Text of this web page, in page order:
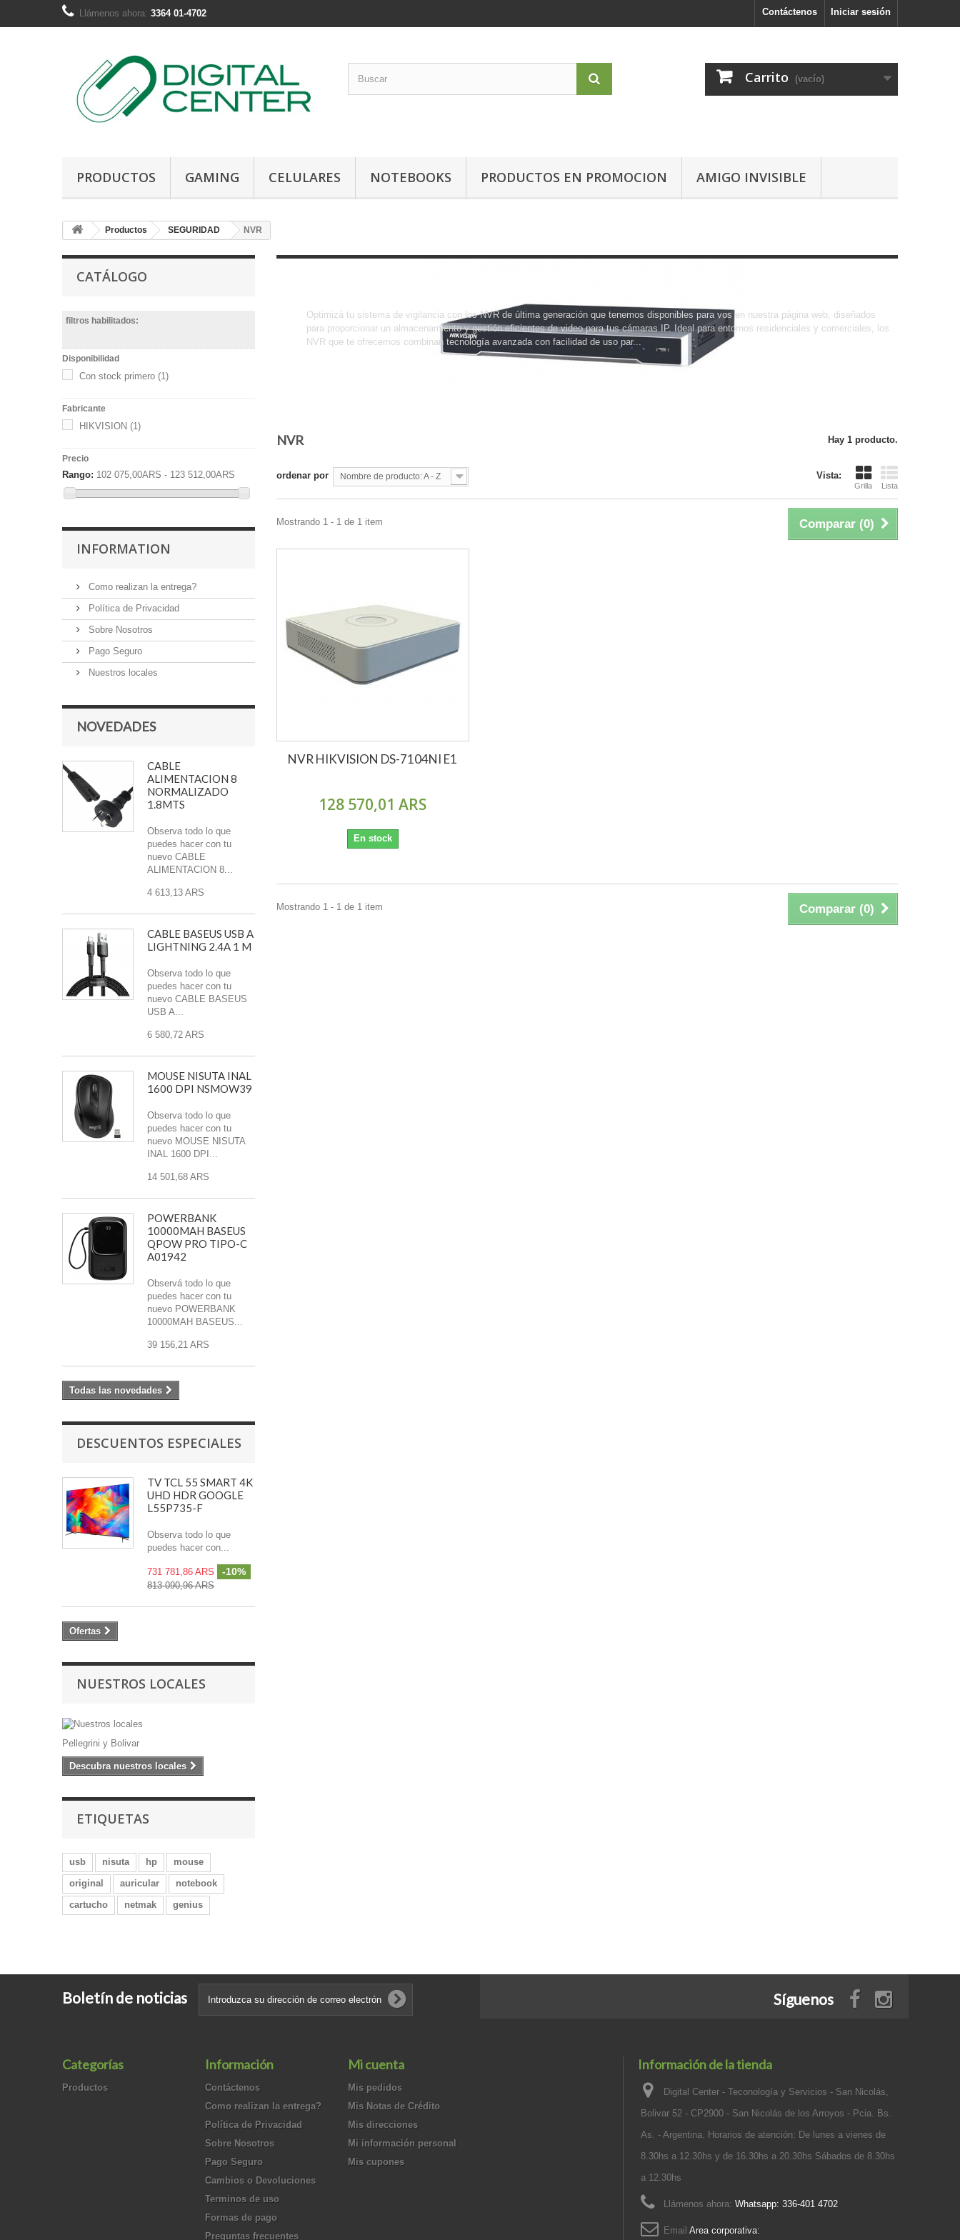
Iniciar sesión
Contáctenos
Llámenos ahora: 3364 01-4702
Carrito (vacío)
PRODUCTOS GAMING CELULARES NOTEBOOKS PRODUCTOS EN PROMOCION AMIGO INVISIBLE
Productos SEGURIDAD NVR
CATÁLOGO
filtros habilitados:
Disponibilidad
Con stock primero (1)
Fabricante
HIKVISION (1)
Precio
Rango: 102 075,00ARS - 123 512,00ARS
INFORMATION
Como realizan la entrega?
Política de Privacidad
Sobre Nosotros
Pago Seguro
Nuestros locales
NOVEDADES
CABLE
ALIMENTACION 8
NORMALIZADO
1.8MTS
Observa todo lo que
puedes hacer con tu
nuevo CABLE
ALIMENTACION 8...
4 613,13 ARS
CABLE BASEUS USB A
LIGHTNING 2.4A 1 M
Observa todo lo que
puedes hacer con tu
nuevo CABLE BASEUS
USB A...
6 580,72 ARS
MOUSE NISUTA INAL
1600 DPI NSMOW39
Observa todo lo que
puedes hacer con tu
nuevo MOUSE NISUTA
INAL 1600 DPI...
14 501,68 ARS
POWERBANK
10000MAH BASEUS
QPOW PRO TIPO-C
A01942
Observá todo lo que
puedes hacer con tu
nuevo POWERBANK
10000MAH BASEUS...
39 156,21 ARS
Todas las novedades
DESCUENTOS ESPECIALES
TV TCL 55 SMART 4K
UHD HDR GOOGLE
L55P735-F
Observa todo lo que
puedes hacer con...
731 781,86 ARS -10%
813 090,96 ARS
Ofertas
NUESTROS LOCALES
Pellegrini y Bolivar
Descubra nuestros locales
ETIQUETAS
usb nisuta hp
mouse
original
auricular
notebook
cartucho
netmak genius
Optimizá tu sistema de vigilancia con los NVR de última generación que tenemos disponibles para vos en nuestra página web, diseñados
para proporcionar un almacenamiento y gestión eficientes de video para tus cámaras IP. Ideal para entornos residenciales y comerciales, los
NVR que te ofrecemos combinan tecnología avanzada con facilidad de uso par...
NVR Hay 1 producto.
Vista:
Grilla Lista
ordenar por Nombre de producto: A - Z
Comparar (0)
Mostrando 1 - 1 de 1 item
NVR HIKVISION DS-7104NI E1
128 570,01 ARS
En stock
Comparar (0)
Mostrando 1 - 1 de 1 item
Boletín de noticias Síguenos
Categorías
Productos
Información
Contáctenos
Como realizan la entrega?
Política de Privacidad
Sobre Nosotros
Pago Seguro
Cambios o Devoluciones
Terminos de uso
Formas de pago
Preguntas frecuentes
Mi cuenta
Mis pedidos
Mis Notas de Crédito
Mis direcciones
Mi información personal
Mis cupones
Información de la tienda
Digital Center - Teconología y Servicios - San Nicolás,
Bolivar 52 - CP2900 - San Nicolás de los Arroyos - Pcia. Bs.
As. - Argentina. Horarios de atención: De lunes a vienes de
8.30hs a 12.30hs y de 16.30hs a 20.30hs Sábados de 8.30hs
a 12.30hs
Llámenos ahora: Whatsapp: 336-401 4702
Email Area corporativa: